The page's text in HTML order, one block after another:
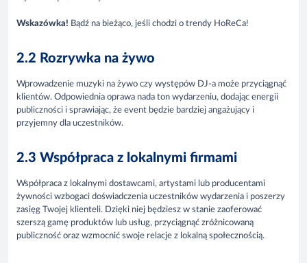
Wskazówka! Bądź na bieżąco, jeśli chodzi o trendy HoReCa!
2.2 Rozrywka na żywo
Wprowadzenie muzyki na żywo czy występów DJ-a może przyciągnąć
klientów. Odpowiednia oprawa nada ton wydarzeniu, dodając energii
publiczności i sprawiając, że event będzie bardziej angażujący i
przyjemny dla uczestników.
2.3 Współpraca z lokalnymi firmami
Współpraca z lokalnymi dostawcami, artystami lub producentami
żywności wzbogaci doświadczenia uczestników wydarzenia i poszerzy
zasięg Twojej klienteli. Dzięki niej będziesz w stanie zaoferować
szerszą gamę produktów lub usług, przyciągnąć zróżnicowaną
publiczność oraz wzmocnić swoje relacje z lokalną społecznością.